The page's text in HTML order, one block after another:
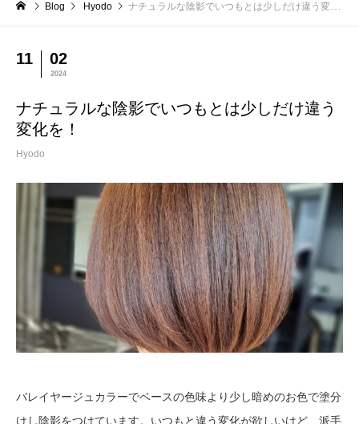
Blog Hyodo ナチュラルな陰影でいつもとは少しだけ違う変化を！
11 02
2024
ナチュラルな陰影でいつもとは少しだけ違う
変化を！
Hyodo
バレイヤージュカラーでベースの色味より少し暗めのお色で塗分
けし陰影をつけています。いつもと違う変化が欲しいけど、派手